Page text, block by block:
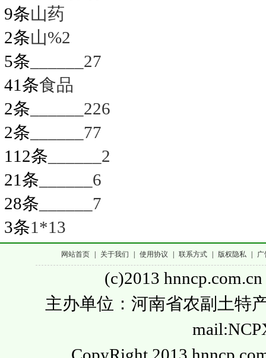
9条山药
2条山%2
5条 ______27
41条食品
2条 ______226
2条 ______77
112条 ______2
21条 ______6
28条 ______7
3条1*13
网站首页 关于我们 使用协议 联系方式 版权隐私 广
(c)2013
主办单位：河南省农副土特